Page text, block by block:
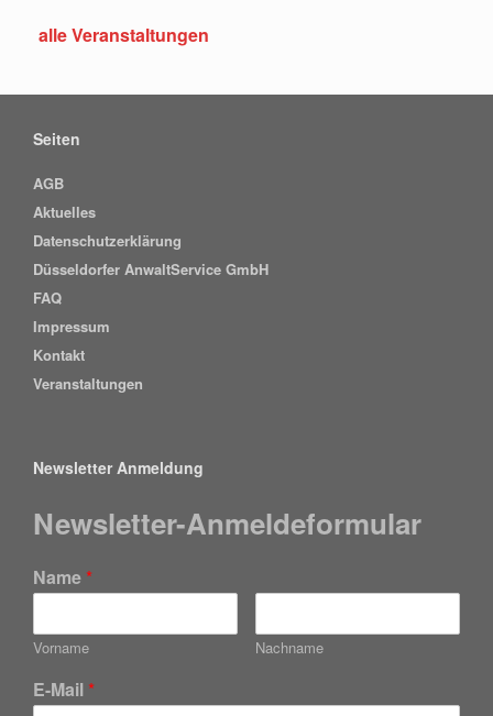
alle Veranstaltungen
Seiten
AGB
Aktuelles
Datenschutzerklärung
Düsseldorfer AnwaltService GmbH
FAQ
Impressum
Kontakt
Veranstaltungen
Newsletter Anmeldung
Newsletter-Anmeldeformular
Name *
Vorname Nachname
E-Mail *